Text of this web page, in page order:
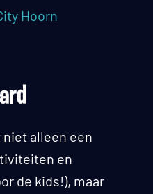
Hoorn
niet alleen een
en
de kids!), maar